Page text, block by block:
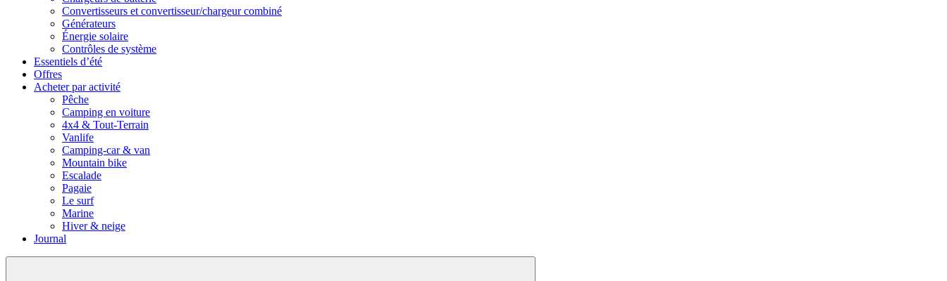
Convertisseurs et convertisseur/chargeur combiné
Générateurs
Énergie solaire
Contrôles de système
Essentiels d’été
Offres
Acheter par activité
Pêche
Camping en voiture
4x4 & Tout-Terrain
Vanlife
Camping-car & van
Mountain bike
Escalade
Pagaie
Le surf
Marine
Hiver & neige
Journal